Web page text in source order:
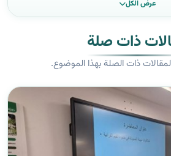
عرض الكل
ذات صلة
ذات الصلة بهذا الموضوع.